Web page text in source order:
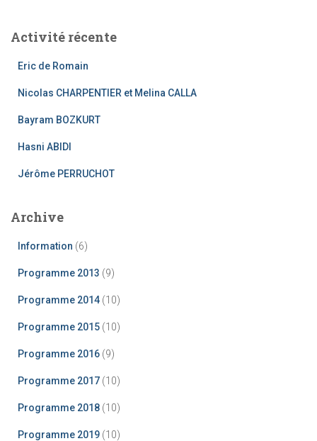
rActivité récente
Eric de Romain
Nicolas CHARPENTIER et Melina CALLA
Bayram BOZKURT
Hasni ABIDI
Jérôme PERRUCHOT
Archive
Information (6)
Programme 2013 (9)
Programme 2014 (10)
Programme 2015 (10)
Programme 2016 (9)
Programme 2017 (10)
Programme 2018 (10)
Programme 2019 (10)